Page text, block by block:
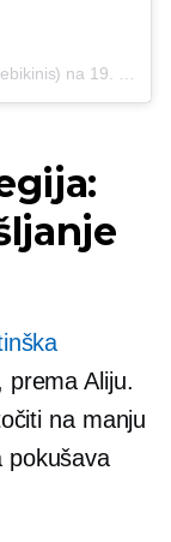
na 19. prosinca 2016. u 3:07 PST
prema Aliju.
na manju
pokušava